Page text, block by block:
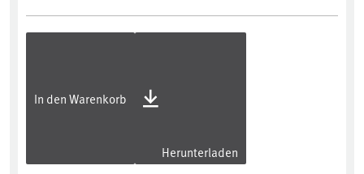
In den Warenkorb
Herunterladen